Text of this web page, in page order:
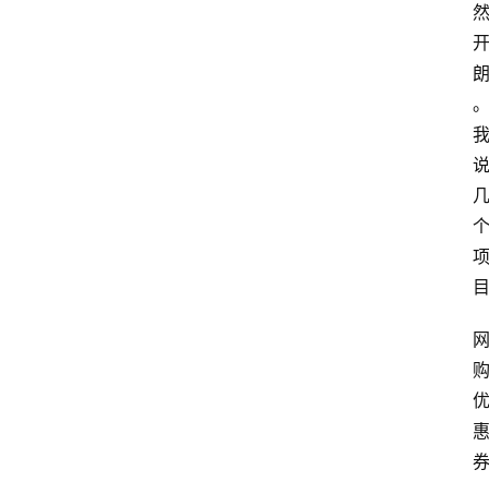
然
开
朗
。
我
说
几
个
项
目
网
购
优
惠
券